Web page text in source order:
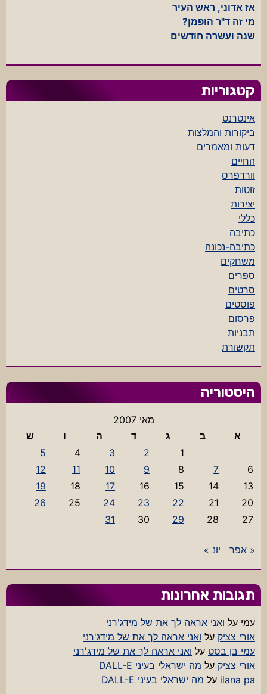
אז אדוני, ראש העיר
מי זה ד"ר הופמן?
שנה ועשרה חודשים
קטגוריות
אינטרנט
ביקורות והמלצות
דעות ומאמרים
החיים
וורדפרס
זוטות
יצירות
כללי
כתיבה
כתיבה-נכונה
משחקים
ספרים
סרטים
פוסטים
פרסום
תבניות
תקשורת
היסטוריה
מאי 2007
א
ב ג ד ה ו
ש
1
2
3
4
5
6
7
8
9
10
11
12
13
14
15
16
17
18
19
20
21
22
23
24
25
26
27
28
29
30
31
« אפר יונ »
תגובות אחרונות
עמי על ואני אראה לך את של מידג'רני
אורי צציק על ואני אראה לך את של מידג'רני
עמי בן בסט על ואני אראה לך את של מידג'רני
אורי צציק על מה ישראלי בעיני DALL-E
ilana pa על מה ישראלי בעיני DALL-E